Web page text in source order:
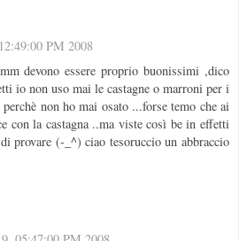
PM 2008
devono essere proprio buonissimi ,dico
io non uso mai le castagne o marroni per i
non ho mai osato ...forse temo che ai
con la castagna ..ma viste così be in effetti
provare (-_^) ciao tesoruccio un abbraccio